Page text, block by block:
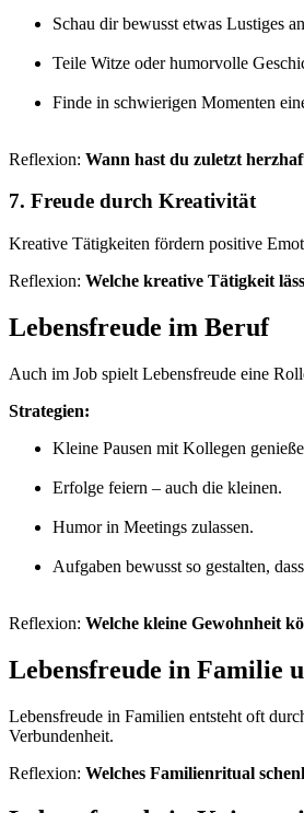
Schau dir bewusst etwas Lustiges
Teile Witze oder humorvolle
Finde in schwierigen Momenten
Reflexion: Wann hast du zuletzt
7. Freude durch Kreativität
Kreative Tätigkeiten fördern positive
Reflexion: Welche kreative Tätigkeit
Lebensfreude im Beruf
Auch im Job spielt Lebensfreude eine
Strategien:
Kleine Pausen mit Kollegen
Erfolge feiern – auch die kleinen.
Humor in Meetings zulassen.
Aufgaben bewusst so gestalten,
Reflexion: Welche kleine Gewohnheit
Lebensfreude in Familie
Lebensfreude in Familien entsteht oft
Verbundenheit.
Reflexion: Welches Familienritual